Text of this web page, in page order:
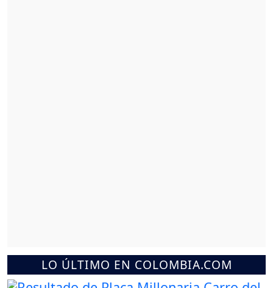
LO ÚLTIMO EN COLOMBIA.COM